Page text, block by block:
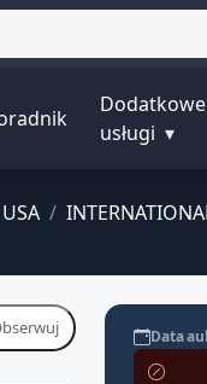
Dodatkowe
usługi ▾
/
Data